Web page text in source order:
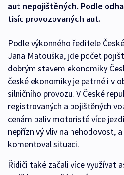
aut nepojištěných. Podle
tisíc provozovaných aut.
Podle výkonného ředitele
Jana Matouška, jde počet
dobrým stavem ekonomiky
české ekonomiky je patrné i v
silničního provozu. V České
registrovaných a pojištěných
cenám paliv motoristé více
nepříznivý vliv na nehodovost,
komentoval situaci.
Řidiči také začali více využívat